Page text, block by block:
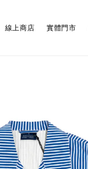
線上商店 實體門市